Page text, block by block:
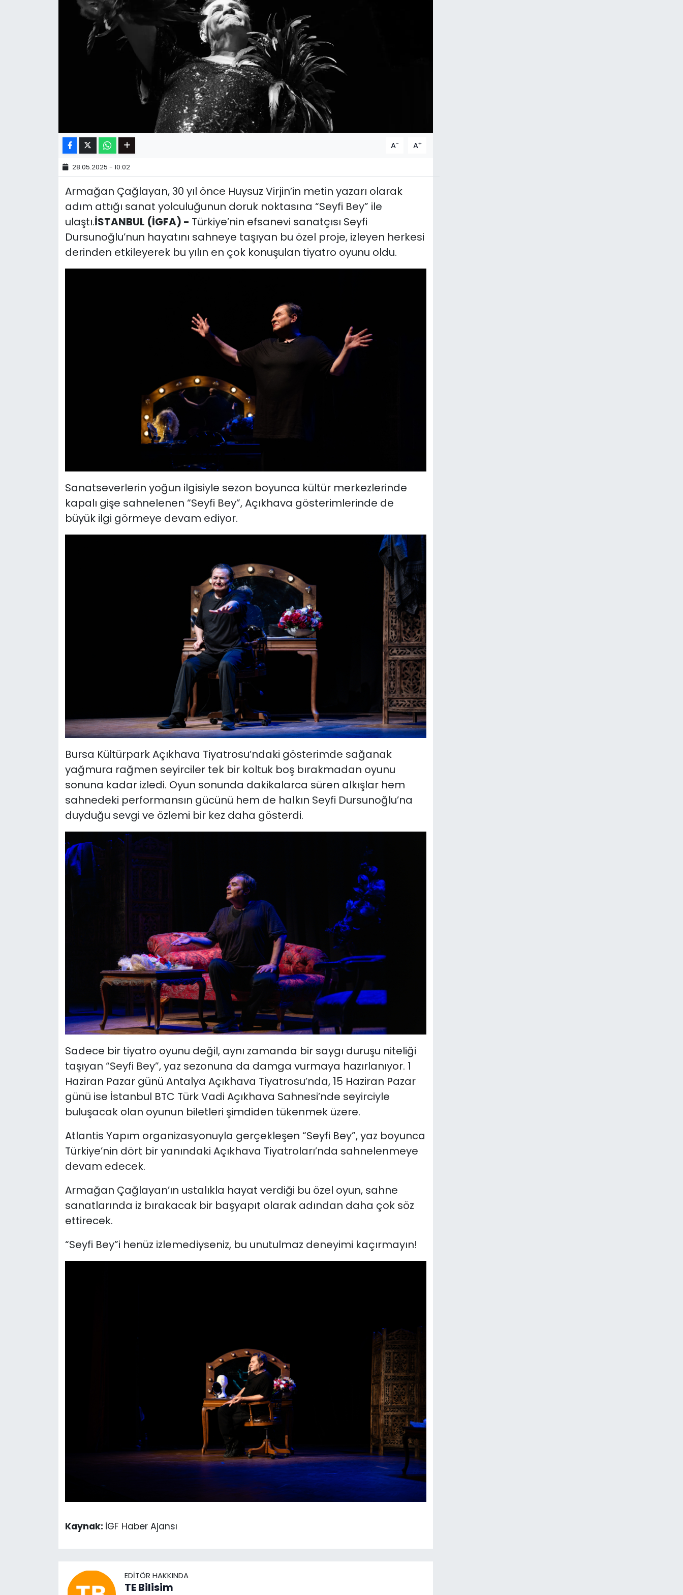
A- A+
28.05.2025 - 10:02
Armağan Çağlayan, 30 yıl önce Huysuz Virjin’in metin yazarı olarak
adım attığı sanat yolculuğunun doruk noktasına “Seyfi Bey” ile
ulaştı.İSTANBUL (İGFA) - Türkiye’nin efsanevi sanatçısı Seyfi
Dursunoğlu’nun hayatını sahneye taşıyan bu özel proje, izleyen herkesi
derinden etkileyerek bu yılın en çok konuşulan tiyatro oyunu oldu.
Sanatseverlerin yoğun ilgisiyle sezon boyunca kültür merkezlerinde
kapalı gişe sahnelenen “Seyfi Bey”, Açıkhava gösterimlerinde de
büyük ilgi görmeye devam ediyor.
Bursa Kültürpark Açıkhava Tiyatrosu’ndaki gösterimde sağanak
yağmura rağmen seyirciler tek bir koltuk boş bırakmadan oyunu
sonuna kadar izledi. Oyun sonunda dakikalarca süren alkışlar hem
sahnedeki performansın gücünü hem de halkın Seyfi Dursunoğlu’na
duyduğu sevgi ve özlemi bir kez daha gösterdi.
Sadece bir tiyatro oyunu değil, aynı zamanda bir saygı duruşu niteliği
taşıyan “Seyfi Bey”, yaz sezonuna da damga vurmaya hazırlanıyor. 1
Haziran Pazar günü Antalya Açıkhava Tiyatrosu’nda, 15 Haziran Pazar
günü ise İstanbul BTC Türk Vadi Açıkhava Sahnesi’nde seyirciyle
buluşacak olan oyunun biletleri şimdiden tükenmek üzere.
Atlantis Yapım organizasyonuyla gerçekleşen “Seyfi Bey”, yaz boyunca
Türkiye’nin dört bir yanındaki Açıkhava Tiyatroları’nda sahnelenmeye
devam edecek.
Armağan Çağlayan’ın ustalıkla hayat verdiği bu özel oyun, sahne
sanatlarında iz bırakacak bir başyapıt olarak adından daha çok söz
ettirecek.
“Seyfi Bey”i henüz izlemediyseniz, bu unutulmaz deneyimi kaçırmayın!
Kaynak: İGF Haber Ajansı
EDITÖR HAKKINDA
TE Bilisim